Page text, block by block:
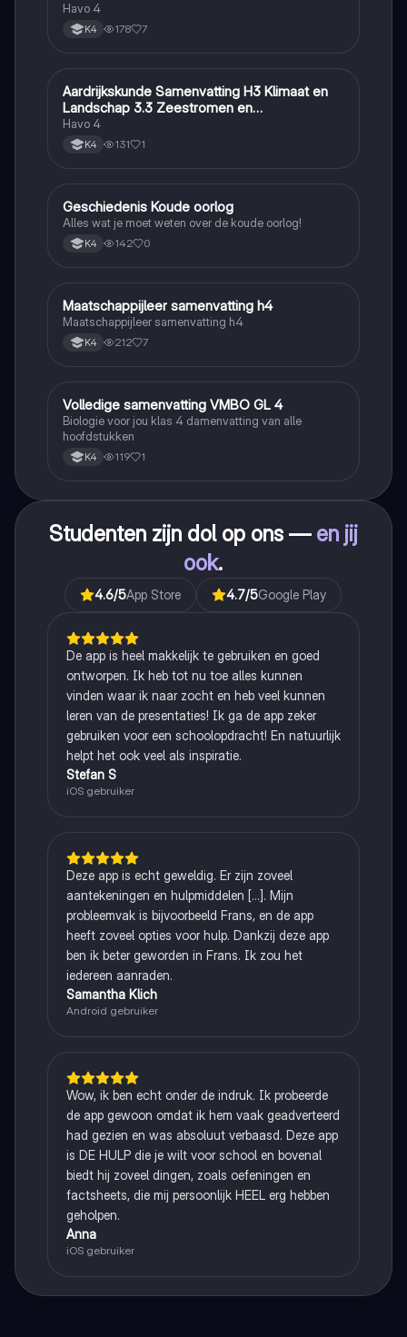
Havo 4
K4 178 7
Aardrijkskunde
Aardrijkskunde Samenvatting H3 Klimaat en
Landschap 3.3 Zeestromen en
Klimaatgebieden • BuiteNLand
Havo 4
K4 131 1
Geschiedenis
Geschiedenis Koude oorlog
Alles wat je moet weten over de koude oorlog!
K4 142 0
Maatschappijleer
Maatschappijleer samenvatting h4
Maatschappijleer samenvatting h4
K4 212 7
Biologie
Volledige samenvatting VMBO GL 4
Biologie voor jou klas 4 damenvatting van alle
hoofdstukken
K4 119 1
Studenten zijn dol op ons — en jij
ook.
4.6/5App Store 4.7/5Google Play
De app is heel makkelijk te gebruiken en goed
ontworpen. Ik heb tot nu toe alles kunnen
vinden waar ik naar zocht en heb veel kunnen
leren van de presentaties! Ik ga de app zeker
gebruiken voor een schoolopdracht! En natuurlijk
helpt het ook veel als inspiratie.
Stefan S
iOS gebruiker
Deze app is echt geweldig. Er zijn zoveel
aantekeningen en hulpmiddelen [...]. Mijn
probleemvak is bijvoorbeeld Frans, en de app
heeft zoveel opties voor hulp. Dankzij deze app
ben ik beter geworden in Frans. Ik zou het
iedereen aanraden.
Samantha Klich
Android gebruiker
Wow, ik ben echt onder de indruk. Ik probeerde
de app gewoon omdat ik hem vaak geadverteerd
had gezien en was absoluut verbaasd. Deze app
is DE HULP die je wilt voor school en bovenal
biedt hij zoveel dingen, zoals oefeningen en
factsheets, die mij persoonlijk HEEL erg hebben
geholpen.
Anna
iOS gebruiker